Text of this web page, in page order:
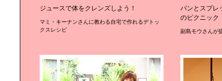
ジュースで体をクレンズしよう！
マミ・キーナンさんに教わる自宅で作れるデトッ
クスレシピ
パンとスプレ
のピクニック
副島モウさんが